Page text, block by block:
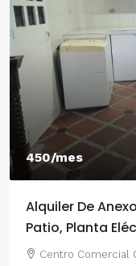
450/mes
Alquiler De
Patio, Planta
Centro Comercial